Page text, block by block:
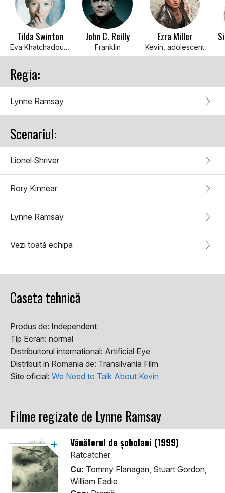
Tilda Swinton
Eva Khatchadourian
John C. Reilly
Franklin
Ezra Miller
Kevin, adolescent
Regia:
Lynne Ramsay
Scenariul:
Lionel Shriver
Rory Kinnear
Lynne Ramsay
Vezi toată echipa
Caseta tehnică
Produs de: Independent
Tip Ecran: normal
Distribuitorul international: Artificial Eye
Distribuit in Romania de: Transilvania Film
Site oficial: We Need to Talk About Kevin
Filme regizate de Lynne Ramsay
Vânătorul de șobolani (1999)
Ratcatcher
Cu: Tommy Flanagan, Stuart Gordon,
William Eadie